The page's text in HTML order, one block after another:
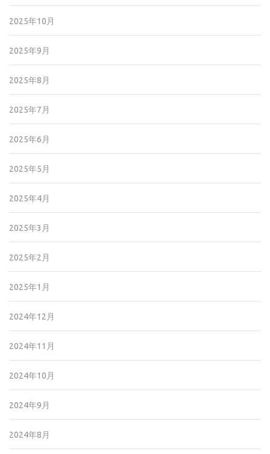
2025年10月
2025年9月
2025年8月
2025年7月
2025年6月
2025年5月
2025年4月
2025年3月
2025年2月
2025年1月
2024年12月
2024年11月
2024年10月
2024年9月
2024年8月